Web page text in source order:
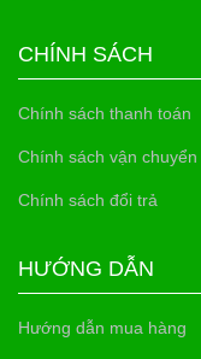
CHÍNH SÁCH
Chính sách thanh toán
Chính sách vận chuyển
Chính sách đổi trả
HƯỚNG DẪN
Hướng dẫn mua hàng